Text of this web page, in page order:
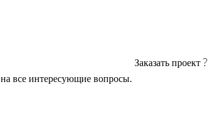
все интересующие вопросы.
Заказать проект